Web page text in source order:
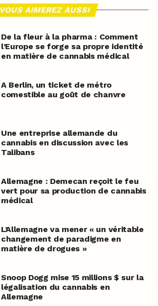
VOUS AIMEREZ AUSSI
De la fleur à la pharma : Comment
l’Europe se forge sa propre identité
en matière de cannabis médical
A Berlin, un ticket de métro
comestible au goût de chanvre
Une entreprise allemande du
cannabis en discussion avec les
Talibans
Allemagne : Demecan reçoit le feu
vert pour sa production de cannabis
médical
L’Allemagne va mener « un véritable
changement de paradigme en
matière de drogues »
Snoop Dogg mise 15 millions $ sur la
légalisation du cannabis en
Allemagne